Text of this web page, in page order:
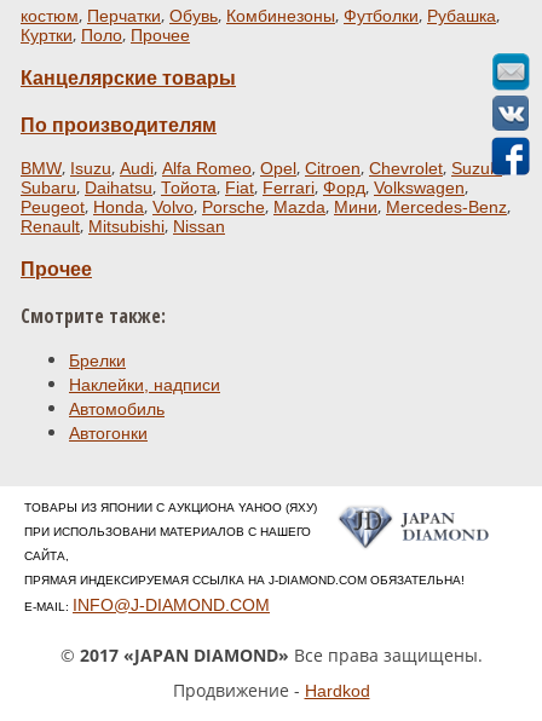
костюм, Перчатки, Обувь, Комбинезоны, Футболки, Рубашка,
Куртки, Поло, Прочее
Канцелярские товары
По производителям
BMW, Isuzu, Audi, Alfa Romeo, Opel, Citroen, Chevrolet, Suzuki
Subaru, Daihatsu, Тойота, Fiat, Ferrari, Форд, Volkswagen,
Peugeot, Honda, Volvo, Porsche, Mazda, Мини, Mercedes-Benz,
Renault, Mitsubishi, Nissan
Прочее
Смотрите также:
Брелки
Наклейки, надписи
Автомобиль
Автогонки
ТОВАРЫ ИЗ ЯПОНИИ С АУКЦИОНА YAHOO (ЯХУ)
ПРИ ИСПОЛЬЗОВАНИ МАТЕРИАЛОВ С НАШЕГО
САЙТА,
ПРЯМАЯ ИНДЕКСИРУЕМАЯ ССЫЛКА НА J-DIAMOND.COM ОБЯЗАТЕЛЬНА!
E-MAIL: INFO@J-DIAMOND.COM
© 2017 «JAPAN DIAMOND» Все права защищены.
Продвижение - Hardkod